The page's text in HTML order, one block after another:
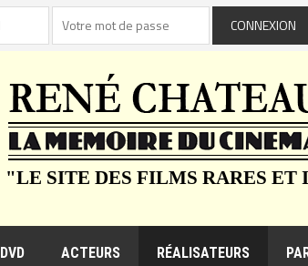
"LE SITE DES FILMS RARES ET
DVD ACTEURS RÉALISATEURS